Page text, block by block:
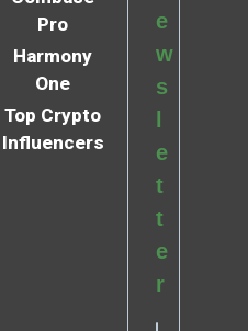
Pro
Harmony
One
Top Crypto
Influencers
e
w
s
e
t
t
e
r